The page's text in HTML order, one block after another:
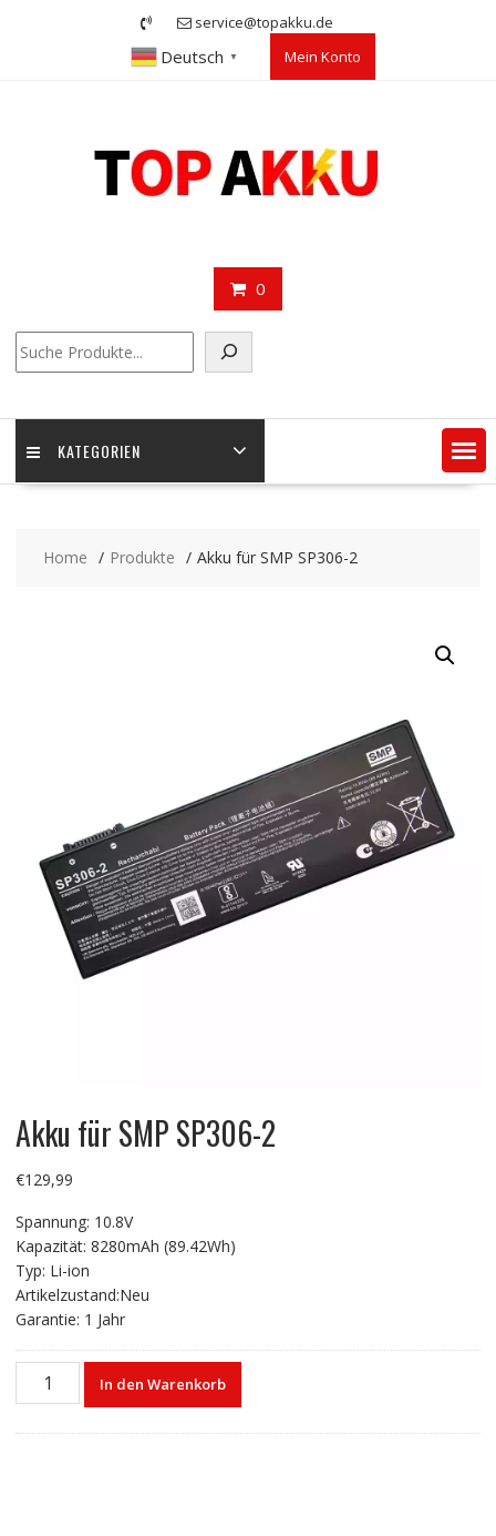
service@topakku.de
Deutsch ▼ Mein Konto
0
KATEGORIEN
Home Produkte Akku für SMP SP306-2
Akku für SMP SP306-2
€129,99
Spannung: 10.8V
Kapazität: 8280mAh (89.42Wh)
Typ: Li-ion
Artikelzustand:Neu
Garantie: 1 Jahr
Akku
In den Warenkorb